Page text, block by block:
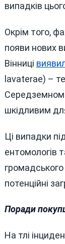
випадків
Окрім того,
появи нових
Вінниці
lavaterae) –
шкідливим
Ці випадки
ентомологів
потенційні
Поради
На тлі